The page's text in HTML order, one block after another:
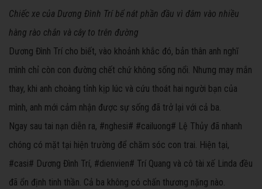
Chiếc xe của Dương Đình Trí bể nát phần đầu vì đâm vào nhiều
hàng rào chắn và cây to trên đường
Dương Đình Trí cho biết, vào khoảnh khắc đó, bản thân anh nghĩ
mình chỉ còn con đường chết chứ không sống nổi. Nhưng may mắn
thay, khi anh choàng tỉnh kịp lúc và cứu thoát hai người bạn của
mình, anh mới cảm nhận được sự sống đã trở lại với cả ba.
Ngay sau tai nạn diễn ra, #nghesi# #cailuong# Lệ Thủy đã nhanh
chóng có mặt tại hiện trường để chăm sóc con trai. Hiện tại,
#casi# Dương Đình Trí, #dienvien# Trí Quang và cô tài xế Linda đều
đã ổn định tinh thần. Cả ba không có chấn thương nặng nào.